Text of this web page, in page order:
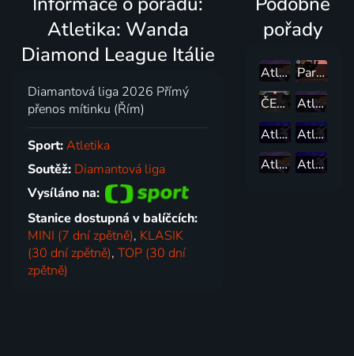
Atletika: Wanda
Diamond League Itálie
Diamantová liga 2026 Přímý
přenos mítinku (Řím)
Sport:Atletika
Soutěž: Diamantová liga
Vysíláno na:
Stanice dostupná v balíčcích:
MINI (7 dní zpětně), KLASIK
(30 dní zpětně),TOP (30 dní
zpětně)
pořady
Atletika: Brněnská laťka Olympia
Paraatletika: WPA Women's Grand Prix Olomouc
ČEZ RunTour 2026 - Plzeň
Atletika: Wanda Diamond League Francie
Atletika: Wanda Diamond League Katar
Atletika: Wanda Diamond League Švédsko
Atletika: Kladno hází
Atletika: Wanda Diamond League Norsko